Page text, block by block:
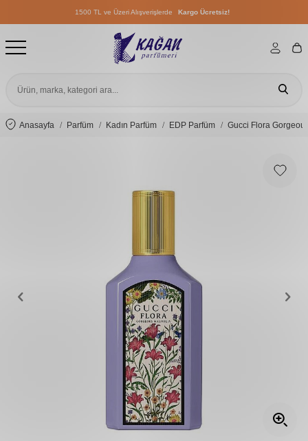
1500 TL ve Üzeri Alışverişlerde Kargo Ücretsiz!
1500 TL ve Üzeri Alışverişlerde
1500 TL ve Üzeri Alışverişlerde
Anasayfa Parfüm Kadın Parfüm EDP Parfüm Gucci Flora